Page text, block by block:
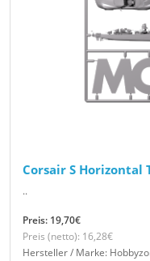
Corsair S Horizontal
..
Preis: 19,70€
Preis (netto): 16,28€
Hersteller / Marke: